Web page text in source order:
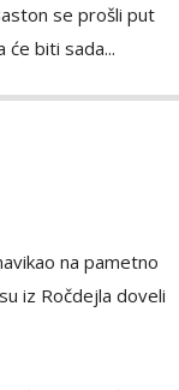
se prošli put
biti sada...
na pametno
iz Ročdejla doveli